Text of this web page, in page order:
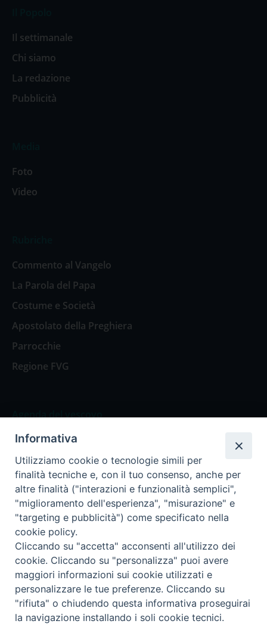
Il settimanale
Chi siamo
La redazione
Pubblicità
Foto
Video
Commento al Vangelo
La Parola del Papa
Costume e Società
Apostolato della Preghiera
Parrocchie
Regione FVG
Agenda del vescovo
Agenda del vescovo
Privacy Policy Trasparenza
Termini e Condizioni
Informativa per il trattamento dei dati personali
Cookie Policy
Informativa
Utilizziamo cookie o tecnologie simili per
finalità tecniche e, con il tuo consenso, anche per
altre finalità ("interazioni e funzionalità semplici",
"miglioramento dell'esperienza", "misurazione" e
"targeting e pubblicità") come specificato nella
cookie policy.
Cliccando su "accetta" acconsenti all'utilizzo dei
cookie. Cliccando su "personalizza" puoi avere
maggiori informazioni sui cookie utilizzati e
personalizzare le tue preferenze. Cliccando su
"rifiuta" o chiudendo questa informativa proseguirai
la navigazione installando i soli cookie tecnici.